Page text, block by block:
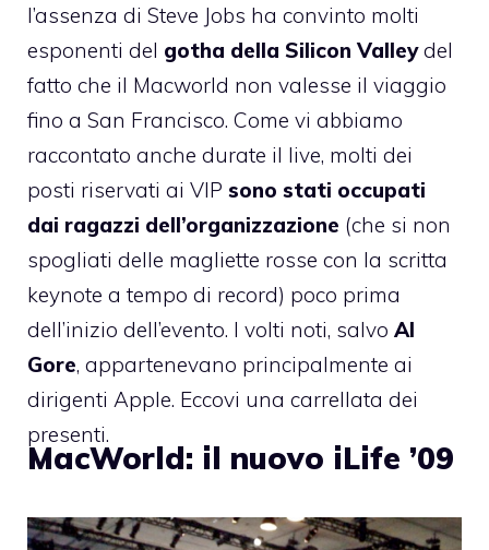
l’assenza di Steve Jobs ha convinto molti
esponenti del gotha della Silicon Valleydel
fatto che il Macworld non valesse il viaggio
fino a San Francisco. Come vi abbiamo
raccontato anche durate il live, molti dei
posti riservati ai VIP sono stati occupati
dai ragazzi dell’organizzazione (che si non
spogliati delle magliette rosse con la scritta
keynote a tempo di record) poco prima
dell’inizio dell’evento. I volti noti, salvo Al
Gore, appartenevano principalmente ai
dirigenti Apple. Eccovi una carrellata dei
presenti.
MacWorld: il nuovo iLife ’09